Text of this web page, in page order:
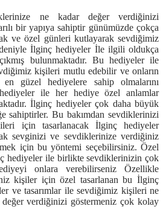
ne kadar değer verdiğinizi
bir yapıya sahiptir günümüzde çokça
ve özel günleri kutlayarak sevdiğimiz
İlginç hediyeler İle ilgili oldukça
bulunmaktadır. Bu hediyeler ile
kişileri mutlu edebilir ve onların
güzel hediyelere sahip olmalarını
ile her hediye özel anlamlar
İlginç hediyeler çok daha büyük
sahiptirler. Bu bakımdan sevdiklerinizi
için tasarlanacak İlginç hediyeler
sevginizi ve sevdiklerinize verdiğiniz
için bu yöntemi seçebilirsiniz. Özel
hediyeler ile birlikte sevdiklerinizin çok
onlara verebilirseniz Özellikle
kişiler için özel tasarlanan bu İlginç
ve tasarımlar ile sevdiğimiz kişileri ne
verdiğinizi göstermeniz çok kolay